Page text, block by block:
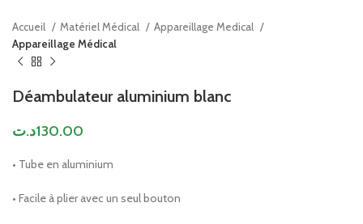
Accueil Matériel Médical
Appareillage Medical
Appareillage Médical
Déambulateur aluminium blanc
130.00د.ت
• Tube en aluminium
• Facile à plier avec un seul bouton